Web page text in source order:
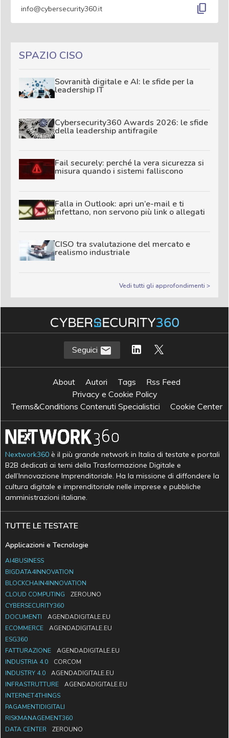
info@cybersecurity360.it content_copy
SPAZIO CISO
Sovranità digitale e AI: le sfide per la
leadership IT
Cybersecurity360 Awards 2026: le sfide
della leadership antifragile
Fail securely: perché la vera sicurezza si
misura quando i sistemi falliscono
Falla in Outlook: apri un’e-mail e ti
infettano, non servono più link o allegati
CISO tra svalutazione del mercato e
realismo industriale
Vedi tutti gli approfondimenti >
Seguici
About Autori Tags
Rss Feed
Privacy e Cookie Policy
Terms&Conditions Contenuti Specialistici
Cookie Center
Nextwork360 è il più grande network in Italia di testate e portali
B2B dedicati ai temi della Trasformazione Digitale e
dell’Innovazione Imprenditoriale. Ha la missione di diffondere la
cultura digitale e imprenditoriale nelle imprese e pubbliche
amministrazioni italiane.
TUTTE LE TESTATE
Applicazioni e Tecnologie
AI4BUSINESS
BIGDATA4INNOVATION
BLOCKCHAIN4INNOVATION
CLOUD COMPUTING
ZEROUNO
CYBERSECURITY360
DOCUMENTI
AGENDADIGITALE.EU
ECOMMERCE
AGENDADIGITALE.EU
ESG360
FATTURAZIONE
AGENDADIGITALE.EU
INDUSTRIA 4.0
CORCOM
INDUSTRY 4.0
AGENDADIGITALE.EU
INFRASTRUTTURE
AGENDADIGITALE.EU
INTERNET4THINGS
PAGAMENTIDIGITALI
RISKMANAGEMENT360
DATA CENTER
ZEROUNO